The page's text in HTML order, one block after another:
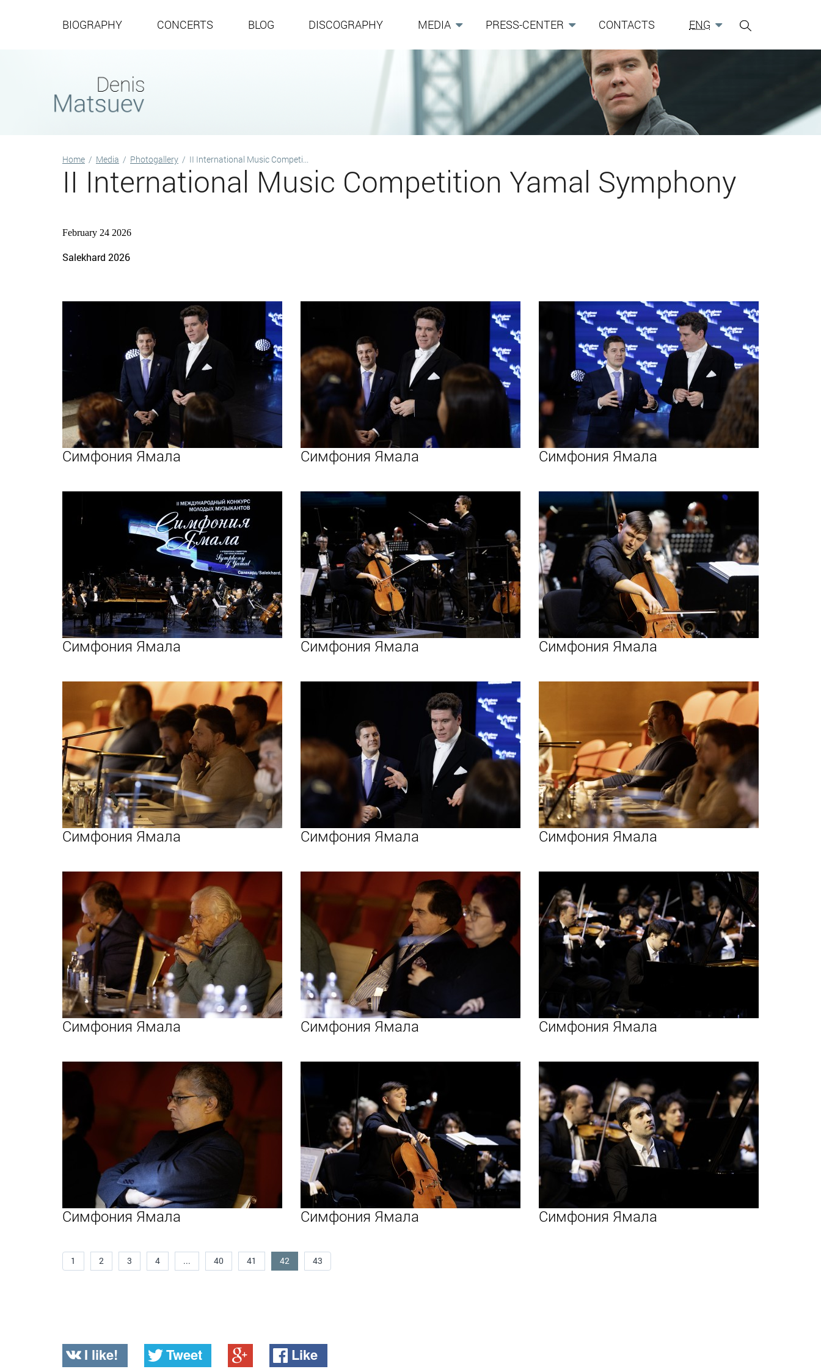
BIOGRAPHY CONCERTS BLOG DISCOGRAPHY MEDIA PRESS-CENTER CONTACTS ENG
Home / Media / Photogallery / II International Music Competi...
II International Music Competition Yamal Symphony
February 24 2026
Salekhard 2026
Симфония Ямала Симфония Ямала Симфония Ямала
Симфония Ямала Симфония Ямала Симфония Ямала
Симфония Ямала Симфония Ямала Симфония Ямала
Симфония Ямала Симфония Ямала Симфония Ямала
Симфония Ямала Симфония Ямала Симфония Ямала
1 2 3 4 ... 40 41 42 43
I like! Tweet Like